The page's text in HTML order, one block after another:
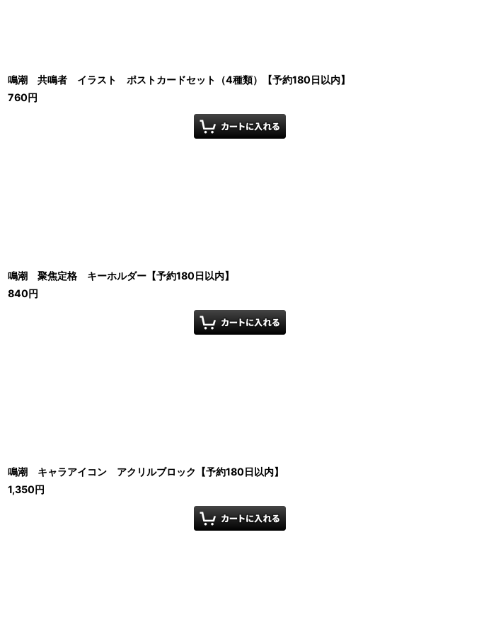
鳴潮 共鳴者 イラスト ポストカードセット（4種類）【予約180日以内】
760円
鳴潮 聚焦定格 キーホルダー【予約180日以内】
840円
鳴潮 キャラアイコン アクリルブロック【予約180日以内】
1,350円